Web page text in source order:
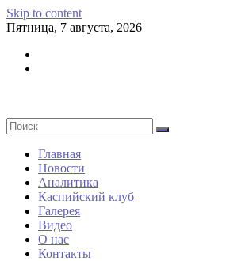
Skip to content
Пятница, 7 августа, 2026
Главная
Новости
Аналитика
Каспийский клуб
Галерея
Видео
О нас
Контакты